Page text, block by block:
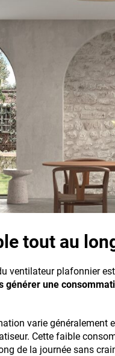
tout au
ventilateur plafonnier
générer une
varie généralement
Cette faible
de la journée sans